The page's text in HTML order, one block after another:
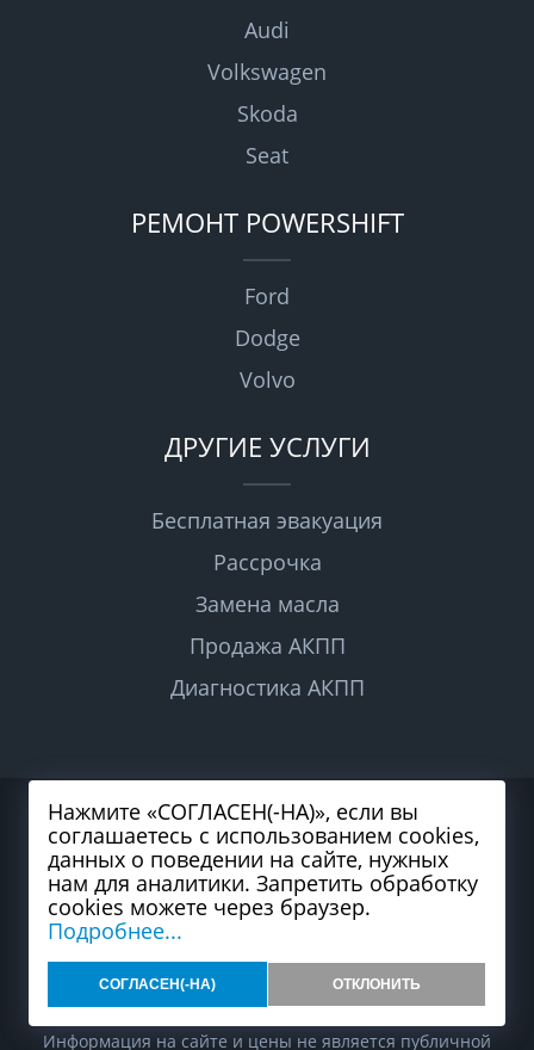
Audi
Volkswagen
Skoda
Seat
РЕМОНТ POWERSHIFT
Ford
Dodge
Volvo
ДРУГИЕ УСЛУГИ
Бесплатная эвакуация
Рассрочка
Замена масла
Продажа АКПП
Диагностика АКПП
2026 © Все права защищены
Политика конфиденциальности
Согласие на обработку персональных данных
Карта сайта
Разработка и продвижение сайта студия99web
Информация на сайте и цены не является публичной
Нажмите «СОГЛАСЕН(-НА)», если вы
соглашаетесь с использованием cookies,
данных о поведении на сайте, нужных
нам для аналитики. Запретить обработку
cookies можете через браузер.
Подробнее...
СОГЛАСЕН(-НА) ОТКЛОНИТЬ